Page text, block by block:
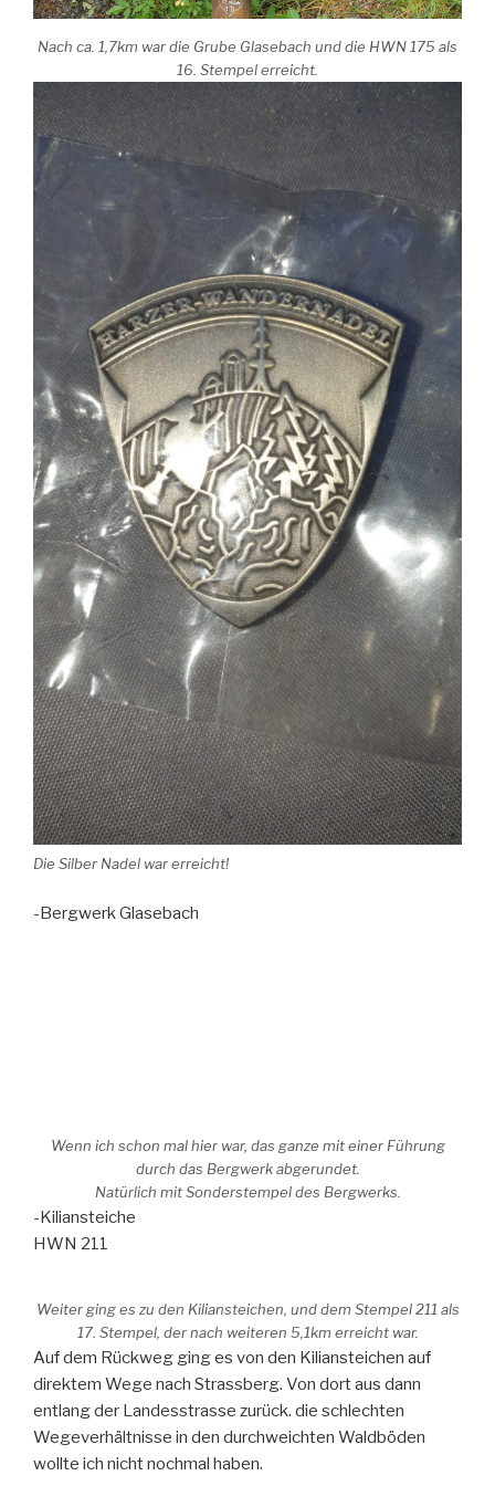
Nach ca. 1,7km war die Grube Glasebach und die HWN 175 als
16. Stempel erreicht.
Die Silber Nadel war erreicht!
-Bergwerk Glasebach
Wenn ich schon mal hier war, das ganze mit einer Führung
durch das Bergwerk abgerundet.
Natürlich mit Sonderstempel des Bergwerks.
-Kiliansteiche
HWN 211
Weiter ging es zu den Kiliansteichen, und dem Stempel 211 als
17. Stempel, der nach weiteren 5,1km erreicht war.
Auf dem Rückweg ging es von den Kiliansteichen auf
direktem Wege nach Strassberg. Von dort aus dann
entlang der Landesstrasse zurück. die schlechten
Wegeverhältnisse in den durchweichten Waldböden
wollte ich nicht nochmal haben.